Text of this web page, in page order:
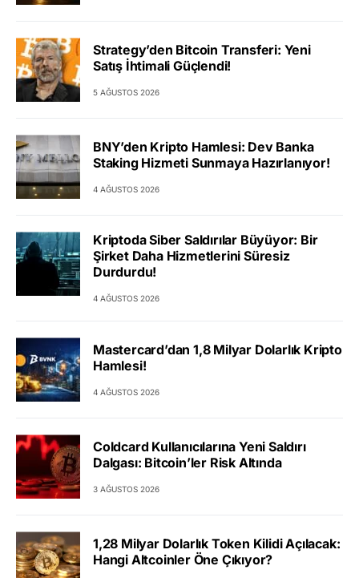
Strategy’den Bitcoin Transferi: Yeni
Satış İhtimali Güçlendi!
5 AĞUSTOS 2026
BNY’den Kripto Hamlesi: Dev Banka
Staking Hizmeti Sunmaya Hazırlanıyor!
4 AĞUSTOS 2026
Kriptoda Siber Saldırılar Büyüyor: Bir
Şirket Daha Hizmetlerini Süresiz
Durdurdu!
4 AĞUSTOS 2026
Mastercard’dan 1,8 Milyar Dolarlık Kripto
Hamlesi!
4 AĞUSTOS 2026
Coldcard Kullanıcılarına Yeni Saldırı
Dalgası: Bitcoin’ler Risk Altında
3 AĞUSTOS 2026
1,28 Milyar Dolarlık Token Kilidi Açılacak:
Hangi Altcoinler Öne Çıkıyor?